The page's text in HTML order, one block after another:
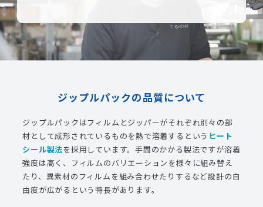
ジップルパックの品質について
ジップルパックはフィルムとジッパーがそれぞれ別々の部
材として成形されているものを熱で溶着するという ヒート
シール製法を採用しています。手間のかかる製法ですが溶着
強度は高く、フィルムのバリエーションを様々に組み替え
たり、 異素材のフィルムを組み合わせたりするなど設計の自
由度が広がるという特長があります。